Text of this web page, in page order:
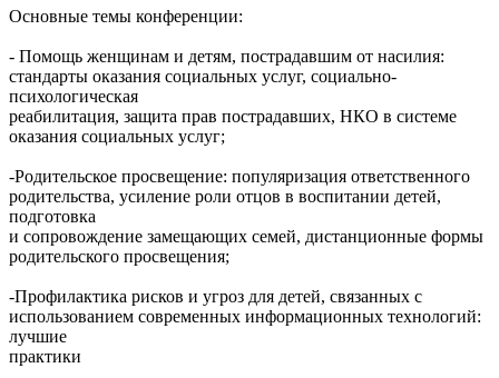
Основные темы конференции:
- Помощь женщинам и детям, пострадавшим от насилия:
стандарты оказания социальных услуг, социально-
психологическая
реабилитация, защита прав пострадавших, НКО в системе
оказания социальных услуг;
-Родительское просвещение: популяризация ответственного
родительства, усиление роли отцов в воспитании детей,
подготовка
и сопровождение замещающих семей, дистанционные формы
родительского просвещения;
-Профилактика рисков и угроз для детей, связанных с
использованием современных информационных технологий:
лучшие
практики